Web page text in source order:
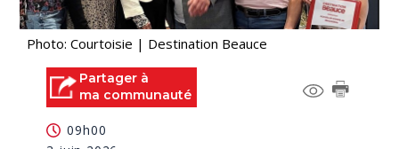
Photo: Courtoisie | Destination Beauce
Partager à
ma communauté
09h00